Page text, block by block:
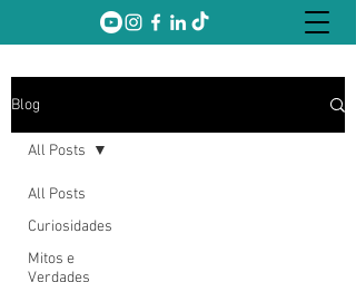
Blog
All Posts
Curiosidades
Mitos e
Verdades
All Posts